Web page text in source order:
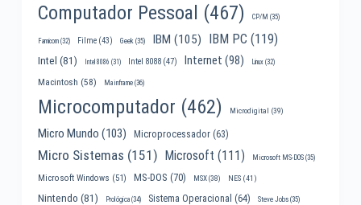
Computador Pessoal (467) CP/M (35)
Famicom(32) Filme(43) Geek (35) IBM (105) IBM PC (119)
Intel (81) Intel 8086 (31) Intel 8088(47) Internet (98) Linux(32)
Macintosh (58) Mainframe(36)
Microcomputador (462) Microdigital (39)
Micro Mundo (103) Microprocessador(63)
Micro Sistemas (151) Microsoft (111) Microsoft MS-DOS(35)
Microsoft Windows (51) MS-DOS (70) MSX(38) NES(41)
Nintendo (81) Prológica(34) Sistema Operacional (64) Steve Jobs(35)